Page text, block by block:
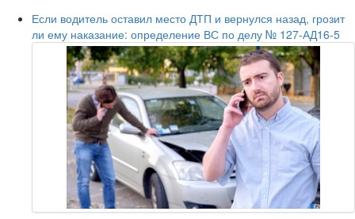
Если водитель оставил место ДТП и вернулся назад, грозит
ли ему наказание: определение ВС по делу № 127-АД16-5